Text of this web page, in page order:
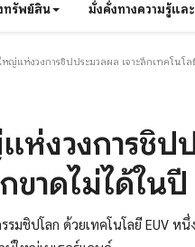
ทรัพย์สิน มั่งคั่งทางความรู้แล
หญ่แห่งวงการชิปประมวลผล เจาะลึกเทคโนโ
ห่งวงการชิป
ขาดไม่ได้ใน
มชิปโลก ด้วยเทคโนโลยี EUV ห